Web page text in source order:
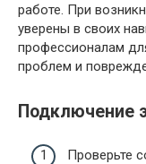
работе. При
уверены в своих
профессионалам
проблем и
Подключение
Проверьте